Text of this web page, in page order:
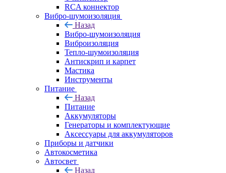
RCA коннектор
Вибро-шумоизоляция
Назад
Вибро-шумоизоляция
Виброизоляция
Тепло-шумоизоляция
Антискрип и карпет
Мастика
Инструменты
Питание
Назад
Питание
Аккумуляторы
Генераторы и комплектующие
Аксессуары для аккумуляторов
Приборы и датчики
Автокосметика
Автосвет
Назад